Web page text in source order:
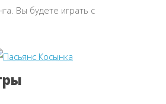
Вы будете играть с